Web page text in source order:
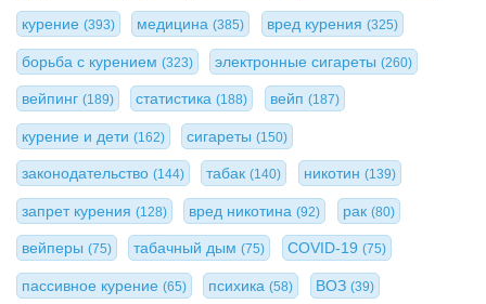
курение (393) медицина(385) вред курения (325)
борьба с курением (323) электронные сигареты(260)
вейпинг (189) статистика(188) вейп (187)
курение и дети (162) сигареты(150)
законодательство (144) табак(140) никотин (139)
запрет курения (128) вред никотина(92) рак (80)
вейперы (75) табачный дым(75) COVID-19 (75)
пассивное курение (65) психика(58) ВОЗ (39)